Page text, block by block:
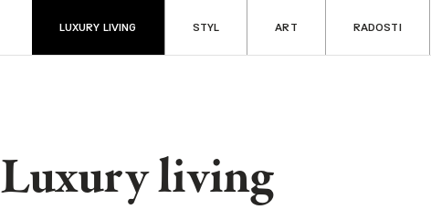
RADOSTI
LUXURY LIVING STYL ART RADOSTI
Luxury living